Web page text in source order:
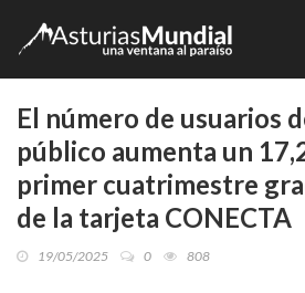
El número de usuarios
público aumenta un
primer cuatrimestre
de la tarjeta CONECTA
19/05/2025 0 808